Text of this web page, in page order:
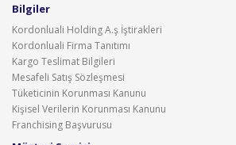
Bilgiler
Kordonluali Holding A.ş İştirakleri
Kordonluali Firma Tanıtımı
Kargo Teslimat Bilgileri
Mesafeli Satış Sözleşmesi
Tüketicinin Korunması Kanunu
Kişisel Verilerin Korunması Kanunu
Franchising Başvurusu